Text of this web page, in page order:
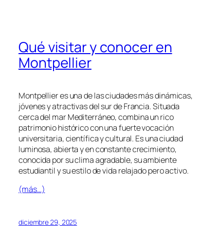
Qué visitar y conocer en
Montpellier
Montpellier es una de las ciudades más dinámicas,
jóvenes y atractivas del sur de Francia. Situada
cerca del mar Mediterráneo, combina un rico
patrimonio histórico con una fuerte vocación
universitaria, científica y cultural. Es una ciudad
luminosa, abierta y en constante crecimiento,
conocida por su clima agradable, su ambiente
estudiantil y su estilo de vida relajado pero activo.
(más…)
diciembre 29, 2025